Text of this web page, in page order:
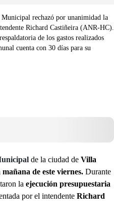
rechazó por unanimidad la
Richard Castiñeira (ANR-HC).
de los gastos realizados
cuenta con 30 días para su
de la ciudad de Villa
de este viernes. Durante
la ejecución presupuestaria
por el intendente Richard